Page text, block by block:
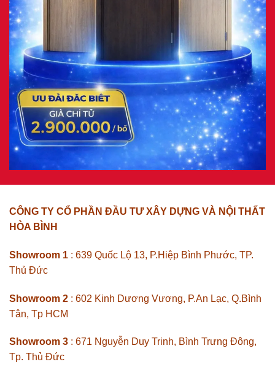
CÔNG TY CỔ PHẦN ĐẦU TƯ XÂY DỰNG VÀ NỘI THẤT
HÒA BÌNH
Showroom 1 : 639 Quốc Lộ 13, P.Hiệp Bình Phước, TP.
Thủ Đức
Showroom 2 : 602 Kinh Dương Vương, P.An Lạc, Q.Bình
Tân, Tp HCM
Showroom 3 : 671 Nguyễn Duy Trinh, Bình Trưng Đông,
Tp. Thủ Đức